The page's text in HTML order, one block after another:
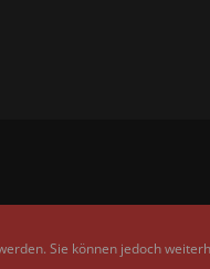
Sie können jedoch